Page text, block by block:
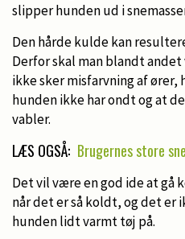
slipper hunden ud i
Den hårde kulde kan
Derfor skal man blandt
ikke sker misfarvning af
hunden ikke har ondt og at
vabler.
LÆS OGSÅ: Brugernes store
Det vil være en god ide at gå
når det er så koldt, og det er
hunden lidt varmt tøj på.